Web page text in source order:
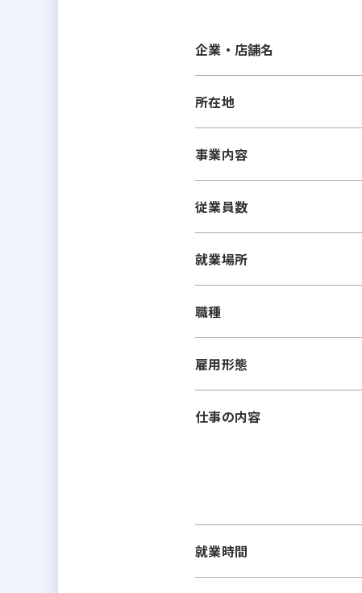
企業・店舗名
所在地
事業内容
従業員数
就業場所
職種
雇用形態
仕事の内容
就業時間